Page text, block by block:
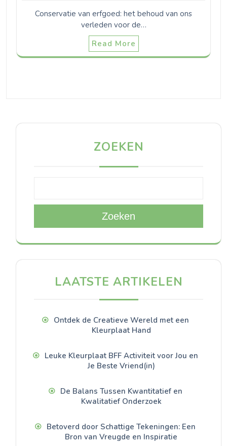
Conservatie van erfgoed: het behoud van ons
verleden voor de…
Read More
ZOEKEN
Zoeken
LAATSTE ARTIKELEN
Ontdek de Creatieve Wereld met een
Kleurplaat Hand
Leuke Kleurplaat BFF Activiteit voor Jou en
Je Beste Vriend(in)
De Balans Tussen Kwantitatief en
Kwalitatief Onderzoek
Betoverd door Schattige Tekeningen: Een
Bron van Vreugde en Inspiratie